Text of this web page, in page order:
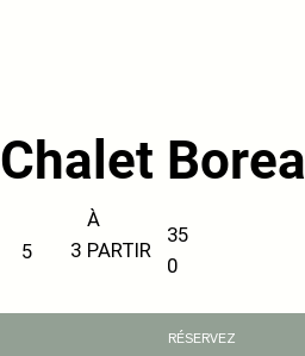
Chalet Boreal
5 3
À
PARTIR
35
0
RÉSERVEZ